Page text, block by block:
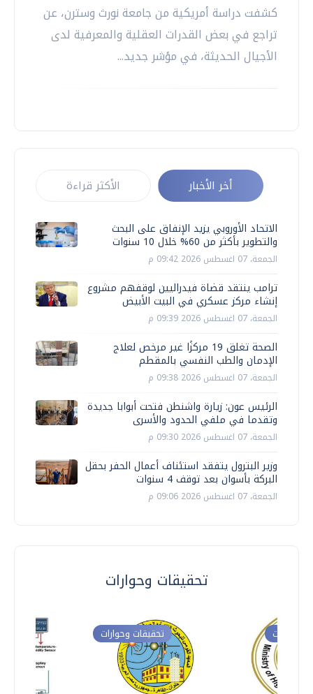
كشفت دراسة أمريكية من جامعة نورث وسترن، عن
تراجع في بعض القدرات العقلية والمعرفية لدى
الأجيال الحديثة، في مؤشر جديد...
أخر الأخبار الأكثر قراءة
الاتحاد الأوروبي يزيد الإنفاق على البحث
والتطوير بأكثر من 60% خلال 10 سنوات
الجمعة، 07 اغسطس 2026 09:42 م
ترامب ينتقد قضاة فيدراليين لوقفهم مشروع
إنشاء مركز عسكري في البيت الأبيض
الجمعة، 07 اغسطس 2026 09:39 م
الصحة تغلق 19 مركزًا غير مرخص لعلاج
الإدمان والطب النفسي بالمقطم
الجمعة، 07 اغسطس 2026 09:38 م
الرئيس عون: زيارة واشنطن فتحت أبوابا جديدة
وتقدما في ملفي الحدود والأسرى
الجمعة، 07 اغسطس 2026 09:30 م
وزير البترول يتفقد استئناف أعمال الحفر بحقل
البركة بأسوان بعد توقف 4 سنوات
الجمعة، 07 اغسطس 2026 09:06 م
تحقيقات وحوارات
تحقيقات وحوارات وحوارات